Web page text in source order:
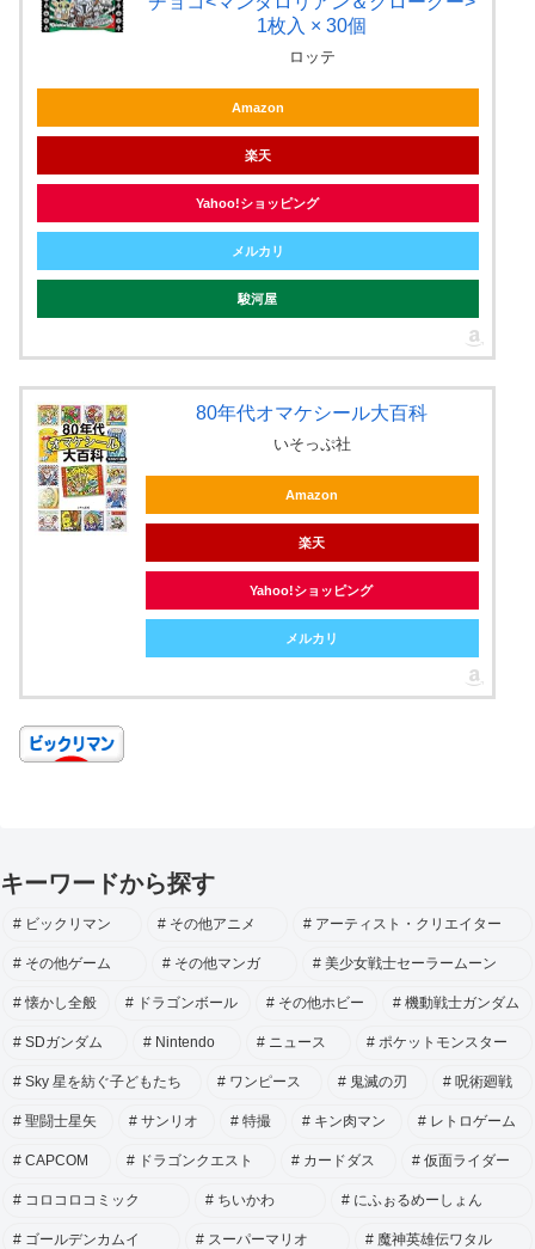
1枚入 × 30個
ロッテ
Amazon
楽天
Yahoo!ショッピング
メルカリ
駿河屋
80年代オマケシール大百科
いそっぷ社
Amazon
楽天
Yahoo!ショッピング
メルカリ
キーワードから探す
ビックリマン その他アニメ アーティスト・クリエイター
その他ゲーム その他マンガ 美少女戦士セーラームーン
懐かし全般 ドラゴンボール その他ホビー 機動戦士ガンダム
SDガンダム Nintendo ニュース ポケットモンスター
Sky 星を紡ぐ子どもたち ワンピース 鬼滅の刃 呪術廻戦
聖闘士星矢 サンリオ 特撮 キン肉マン レトロゲーム
CAPCOM ドラゴンクエスト カードダス 仮面ライダー
コロコロコミック ちいかわ にふぉるめーしょん
ゴールデンカムイ スーパーマリオ 魔神英雄伝ワタル